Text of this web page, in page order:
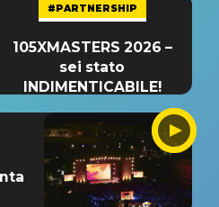
#PARTNERSHIP
105XMASTERS 2026 –
sei stato
INDIMENTICABILE!